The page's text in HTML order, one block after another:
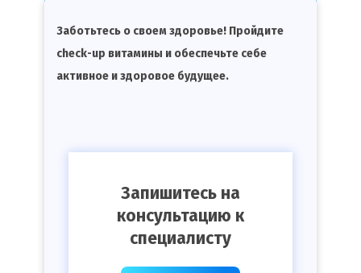
Заботьтесь о своем здоровье! Пройдите
check-up витамины и обеспечьте себе
активное и здоровое будущее.
Запишитесь на
консультацию к
специалисту